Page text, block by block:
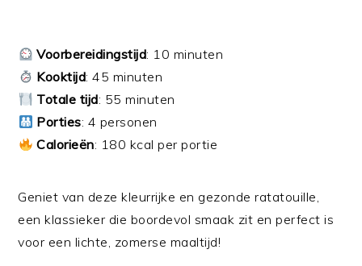
Voorbereidingstijd: 10 minuten
Kooktijd: 45 minuten
Totale tijd: 55 minuten
Porties: 4 personen
Calorieën: 180 kcal per portie
Geniet van deze kleurrijke en gezonde ratatouille,
een klassieker die boordevol smaak zit en perfect is
voor een lichte, zomerse maaltijd!